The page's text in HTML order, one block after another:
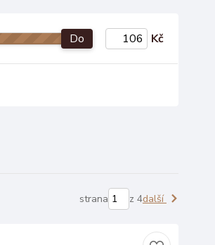
Do Kč
strana z 4další